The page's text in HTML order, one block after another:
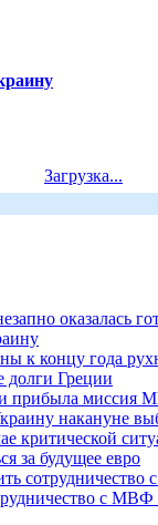
Загрузка...
оказалась
к концу года
долги Греции
прибыла миссия
накануне
критической
за будущее евро
с МВФ